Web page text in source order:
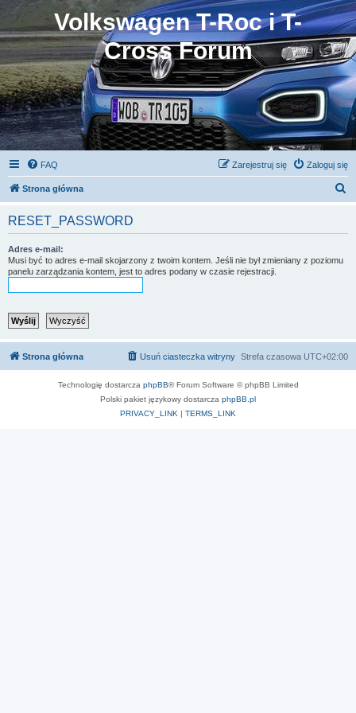
Volkswagen T-Roc i T-
Cross Forum
FAQ Zaloguj się
Zarejestruj się
Strona główna
RESET_PASSWORD
Adres e-mail:
Musi być to adres e-mail skojarzony z twoim kontem. Jeśli nie był zmieniany z poziomu
panelu zarządzania kontem, jest to adres podany w czasie rejestracji.
Strona główna Strefa czasowa UTC+02:00
Usuń ciasteczka witryny
Technologię dostarcza phpBB® Forum Software © phpBB Limited
Polski pakiet językowy dostarcza phpBB.pl
PRIVACY_LINK | TERMS_LINK